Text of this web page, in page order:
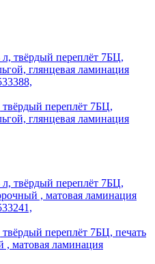
переплёт 7БЦ,
глянцевая ламинация
переплёт 7БЦ, печать
матовая ламинация